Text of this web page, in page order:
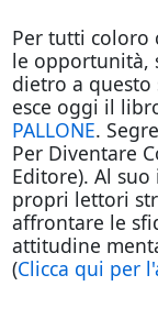
Per tutti coloro
le opportunità,
dietro a questo
esce oggi il
PALLONE.
Per Diventare
Editore). Al
propri lettori
affrontare le
attitudine
(Clicca qui per